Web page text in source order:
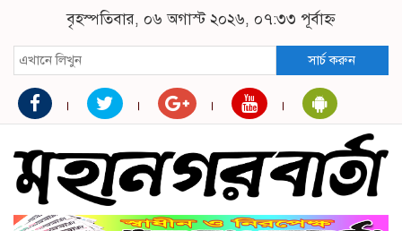
বৃহস্পতিবার, ০৬ অগাস্ট ২০২৬, ০৭:৩৩ পূর্বাহ্ন
সার্চ করুন